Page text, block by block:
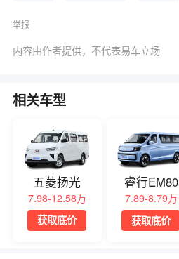
举报
内容由作者提供，不代表易车立场
相关车型
五菱扬光
7.98-12.58万
获取底价
睿行EM80
7.89-8.79万
获取底价